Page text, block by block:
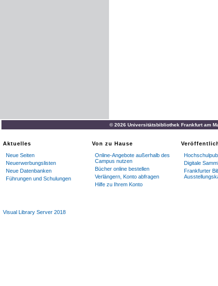
© 2026 Universitätsbibliothek Frankfurt am
Aktuelles
Neue Seiten
Neuerwerbungslisten
Neue Datenbanken
Führungen und Schulungen
Von zu Hause
Online-Angebote außerhalb des
Campus nutzen
Bücher online bestellen
Verlängern, Konto abfragen
Hilfe zu Ihrem Konto
Digitale
Frankfurter
Visual Library Server 2018